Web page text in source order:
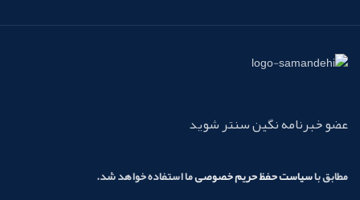
عضو خبرنامه نگین سنتر شوید
مطابق باسیاست حفظ حریم خصوصیما استفاده خواهد شد.